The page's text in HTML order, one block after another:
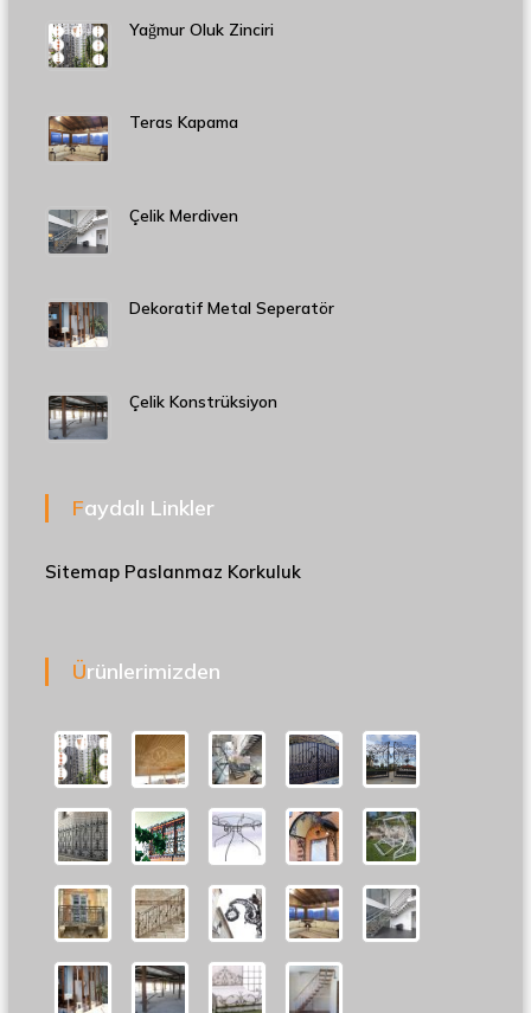
Yağmur Oluk Zinciri
Teras Kapama
Çelik Merdiven
Dekoratif Metal Seperatör
Çelik Konstrüksiyon
Faydalı Linkler
Sitemap Paslanmaz Korkuluk
Ürünlerimizden